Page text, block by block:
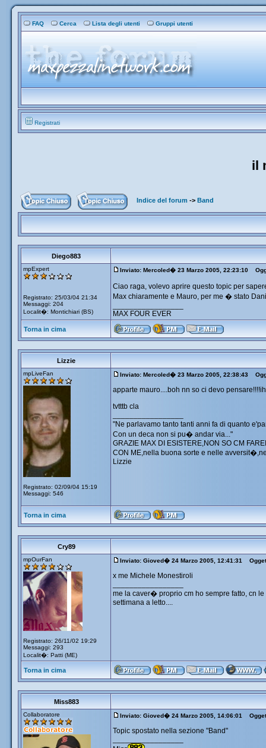
FAQ Cerca Lista degli utenti Gruppi utenti
Registrati
il
Indice del forum -> Band
Diego883
mpExpert
Registrato: 25/03/04 21:34
Messaggi: 204
Localit�: Montichiari (BS)
Inviato: Mercoled� 23 Marzo 2005, 22:23:10
Ciao raga, volevo aprire questo topic per
Max chiaramente e Mauro, per me � stato
MAX FOUR EVER
Torna in cima
Lizzie
mpLiveFan
Registrato: 02/09/04 15:19
Messaggi: 546
Inviato: Mercoled� 23 Marzo 2005, 22:38:43
apparte mauro....boh nn so ci devo
tvtttb cla
"Ne parlavamo tanto tanti anni fa di quanto
Con un deca non si pu� andar via..."
GRAZIE MAX DI ESISTERE,NON SO CM
CON ME,nella buona sorte e nelle
Lizzie
Torna in cima
Cry89
mpOurFan
Registrato: 26/11/02 19:29
Messaggi: 293
Localit�: Patti (ME)
Inviato: Gioved� 24 Marzo 2005, 12:41:31
x me Michele Monestiroli
me la caver� proprio cm ho sempre fatto, cn
settimana a letto....
Torna in cima
Miss883
Collaboratore Inviato: Gioved� 24 Marzo 2005, 14:06:01
Topic spostato nella sezione "Band"